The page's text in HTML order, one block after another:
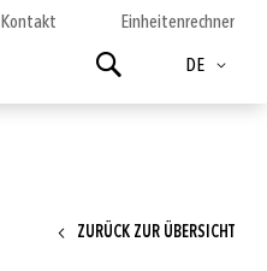
Kontakt Einheitenrechner
Sprache
DE
ZURÜCK ZUR ÜBERSICHT